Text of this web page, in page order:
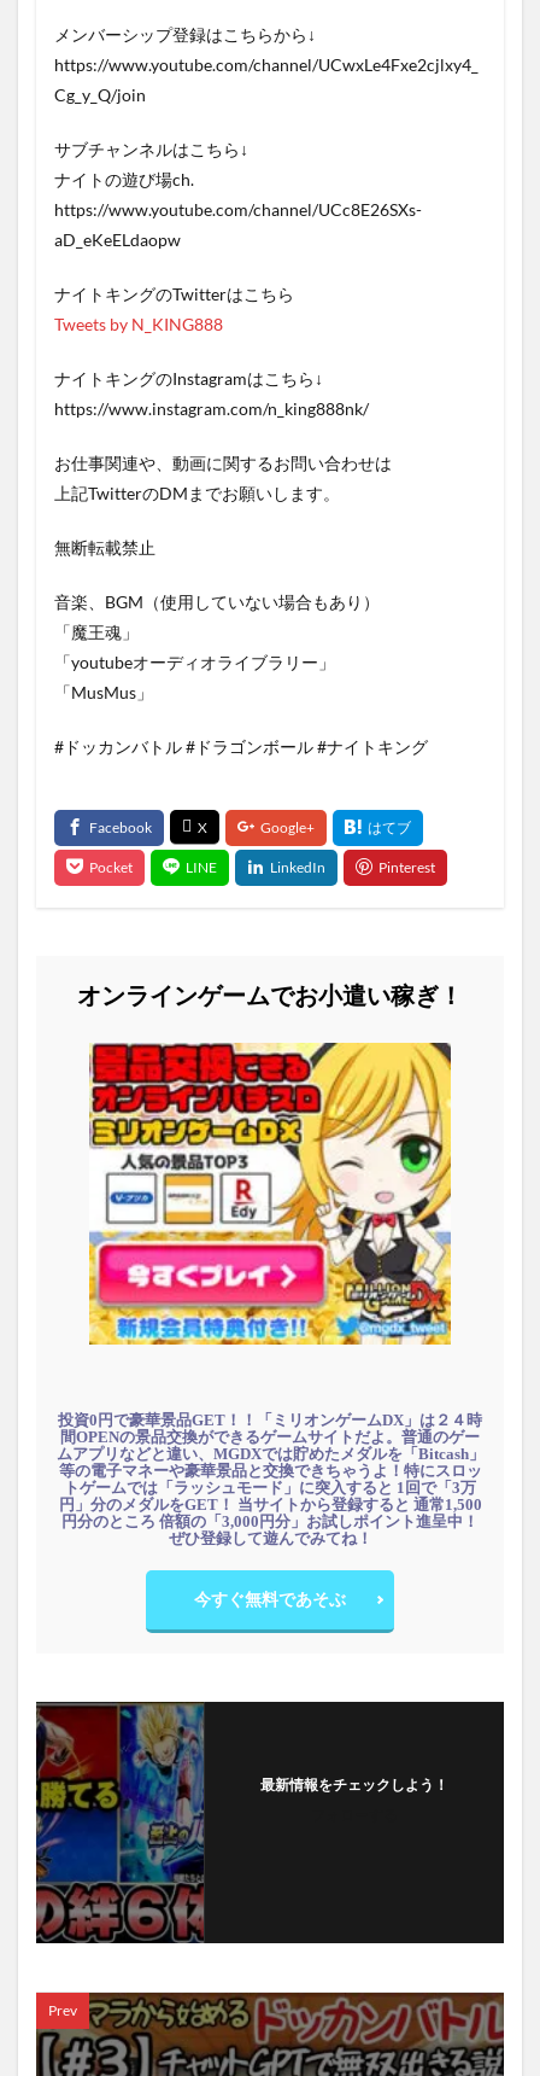
メンバーシップ登録はこちらから↓
https://www.youtube.com/channel/UCwxLe4Fxe2cjlxy4_
Cg_y_Q/join
サブチャンネルはこちら↓
ナイトの遊び場ch.
https://www.youtube.com/channel/UCc8E26SXs-
aD_eKeELdaopw
ナイトキングのTwitterはこちら
Tweets by N_KING888
ナイトキングのInstagramはこちら↓
https://www.instagram.com/n_king888nk/
お仕事関連や、動画に関するお問い合わせは
上記TwitterのDMまでお願いします。
無断転載禁止
音楽、BGM（使用していない場合もあり）
「魔王魂」
「youtubeオーディオライブラリー」
「MusMus」
#ドッカンバトル #ドラゴンボール #ナイトキング
オンラインゲームでお小遣い稼ぎ！
投資0円で豪華景品GET！！「ミリオンゲームDX」は２４時
間OPENの景品交換ができるゲームサイトだよ。普通のゲー
ムアプリなどと違い、MGDXでは貯めたメダルを「Bitcash」
等の電子マネーや豪華景品と交換できちゃうよ！特にスロッ
トゲームでは「ラッシュモード」に突入すると 1回で「3万
円」分のメダルをGET！ 当サイトから登録すると 通常1,500
円分のところ 倍額の「3,000円分」お試しポイント進呈中！
ぜひ登録して遊んでみてね！
今すぐ無料であそぶ
最新情報をチェックしよう！
Prev